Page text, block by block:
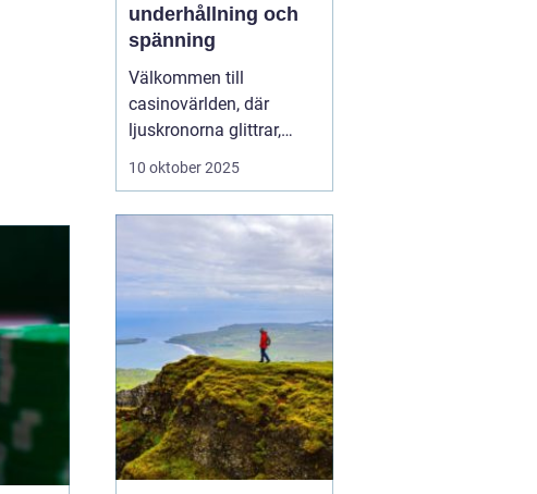
underhållning och
spänning
Välkommen till
casinovärlden, där
ljuskronorna glittrar,
spänningen ligger i
varje hörn. Casinon
erbjuder en unik
kombination av
underhållning, sociala
möten...
10 oktober 2025